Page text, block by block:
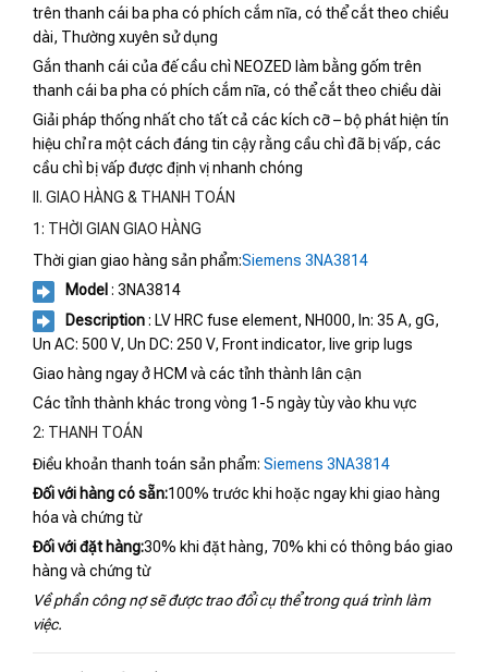
trên thanh cái ba pha có phích cắm nĩa, có thể cắt theo chiều
dài, Thường xuyên sử dụng
Gắn thanh cái của đế cầu chì NEOZED làm bằng gốm trên
thanh cái ba pha có phích cắm nĩa, có thể cắt theo chiều dài
Giải pháp thống nhất cho tất cả các kích cỡ – bộ phát hiện tín
hiệu chỉ ra một cách đáng tin cậy rằng cầu chì đã bị vấp, các
cầu chì bị vấp được định vị nhanh chóng
II. GIAO HÀNG & THANH TOÁN
1: THỜI GIAN GIAO HÀNG
Thời gian giao hàng sản phẩm:Siemens 3NA3814
Model : 3NA3814
Description: LV HRC fuse element, NH000, In: 35 A, gG,
Un AC: 500 V, Un DC: 250 V, Front indicator, live grip lugs
Giao hàng ngay ở HCM và các tỉnh thành lân cận
Các tỉnh thành khác trong vòng 1-5 ngày tùy vào khu vực
2: THANH TOÁN
Điều khoản thanh toán sản phẩm: Siemens 3NA3814
Đối với hàng có sẵn:100% trước khi hoặc ngay khi giao hàng
hóa và chứng từ
Đối với đặt hàng:30% khi đặt hàng, 70% khi có thông báo giao
hàng và chứng từ
Về phần công nợ sẽ được trao đổi cụ thể trong quá trình làm
việc.